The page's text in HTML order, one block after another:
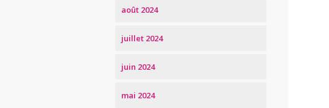
août 2024
juillet 2024
juin 2024
mai 2024